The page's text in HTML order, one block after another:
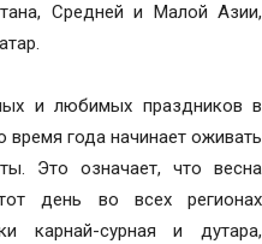
Средней и Малой Азии,
и любимых праздников в
время года начинает оживать
Это означает, что весна
день во всех регионах
карнай-сурная и дутара,